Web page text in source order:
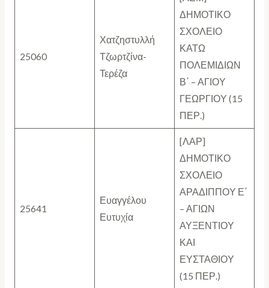
25060
Χατζηστυλλή
Τζωρτζίνα-
Τερέζα
ΔΗΜΟΤΙΚΟ
ΣΧΟΛΕΙΟ
ΚΑΤΩ
ΠΟΛΕΜΙΔΙΩΝ
Β΄ – ΑΓΙΟΥ
ΓΕΩΡΓΙΟΥ (15
ΠΕΡ.)
25641
Ευαγγέλου
Ευτυχία
[ΛΑΡ]
ΔΗΜΟΤΙΚΟ
ΣΧΟΛΕΙΟ
ΑΡΑΔΙΠΠΟΥ Ε΄
– ΑΓΙΩΝ
ΑΥΞΕΝΤΙΟΥ
ΚΑΙ
ΕΥΣΤΑΘΙΟΥ
(15 ΠΕΡ.)